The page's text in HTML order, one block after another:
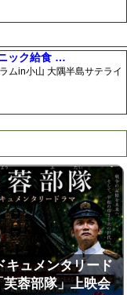
ック給食 …
ムin小山 大隅半島サテライ
キュメンタリード
芙蓉部隊」上映会